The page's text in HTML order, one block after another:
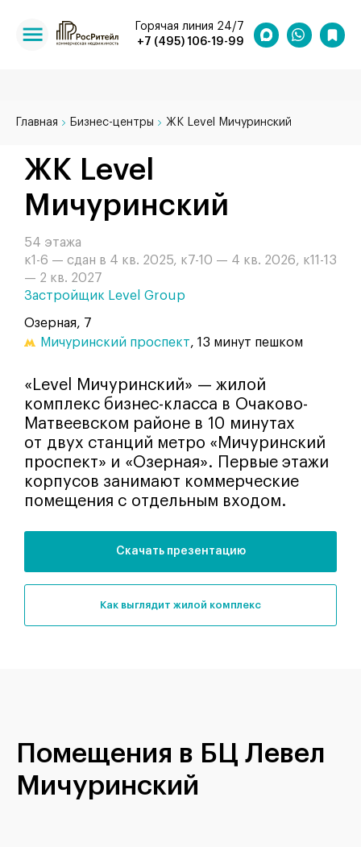
+7 (495) 106-19-99
Горячая линия 24/7
Главная Бизнес-центры ЖК Level Мичуринский
ЖК Level
Мичуринский
54 этажа
к1-6 — сдан в 4 кв. 2025, к7-10 — 4 кв. 2026, к11-13
— 2 кв. 2027
Застройщик Level Group
Озерная, 7
Мичуринский проспект, 13 минут пешком
«Level Мичуринский» — жилой
комплекс бизнес-класса в Очаково-
Матвеевском районе в 10 минутах
от двух станций метро «Мичуринский
проспект» и «Озерная». Первые этажи
корпусов занимают коммерческие
помещения с отдельным входом.
Скачать презентацию
как выглядит жилой комплекс
Помещения в БЦ Левел
Мичуринский